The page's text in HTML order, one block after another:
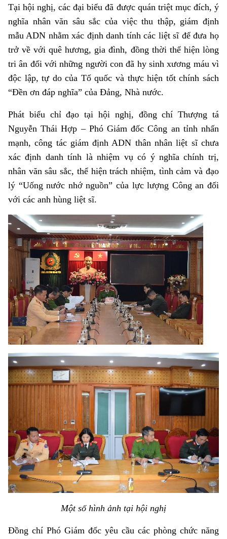
Tại hội nghị, các đại biểu đã được quán triệt mục đích, ý
nghĩa nhân văn sâu sắc của việc thu thập, giám định
mẫu ADN nhằm xác định danh tính các liệt sĩ để đưa họ
trở về với quê hương, gia đình, đồng thờithể hiện lòng
tri ân đối với những người con đã hy sinh xương máu vì
độc lập, tự do của Tổ quốc và thực hiện tốt chính sách
“Đền ơn đáp nghĩa” của Đảng, Nhà nước.
Phát biểu chỉ đạo tại hội nghị, đồng chí Thượng tá
Nguyễn Thái Hợp – Phó Giám đốc Công an tỉnh nhấn
mạnh, công tác giám định ADN thân nhân liệt sĩ chưa
xác định danh tính là nhiệm vụ có ý nghĩa chính trị,
nhân văn sâu sắc, thể hiện trách nhiệm, tình cảm và đạo
lý “Uống nước nhớ nguồn” của lực lượng Công an đối
với các anh hùng liệt sĩ.
Một số hình ảnh tại hội nghị
Đồng chí Phó Giám đốc yêu cầu các phòng chức năng